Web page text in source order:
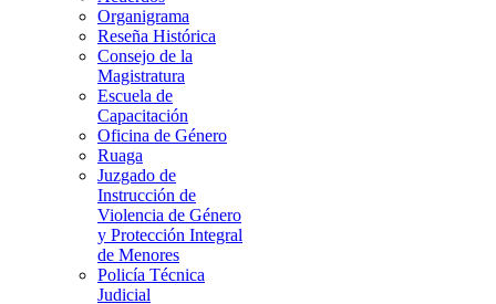
Organigrama
Reseña Histórica
Consejo de la
Magistratura
Escuela de
Capacitación
Oficina de Género
Ruaga
Juzgado de
Instrucción de
Violencia de Género
y Protección Integral
de Menores
Policía Técnica
Judicial